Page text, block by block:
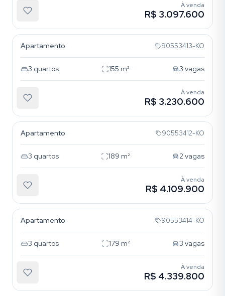
À venda
R$ 3.097.600
Apartamento 90553413-KO
3 quartos 155 m² 3 vagas
À venda
R$ 3.230.600
Apartamento 90553412-KO
3 quartos 189 m² 2vagas
À venda
R$ 4.109.900
Apartamento 90553414-KO
3 quartos 179 m² 3 vagas
À venda
R$ 4.339.800